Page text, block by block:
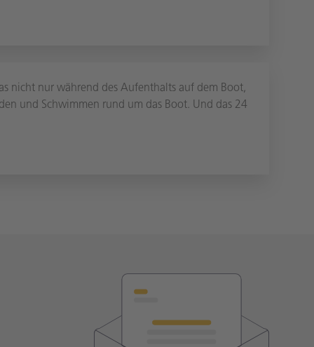
nicht nur während des Aufenthalts auf dem Boot,
und Schwimmen rund um das Boot. Und das 24